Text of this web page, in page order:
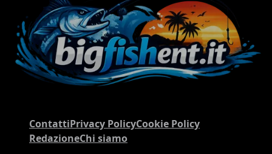
ContattiPrivacy PolicyCookie Policy
RedazioneChi siamo